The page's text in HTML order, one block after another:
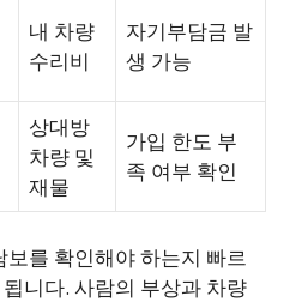
내 차량
수리비
자기부담금 발
생 가능
상대방
차량 및
재물
가입 한도 부
족 여부 확인
보를 확인해야 하는지 빠르
니다. 사람의 부상과 차량